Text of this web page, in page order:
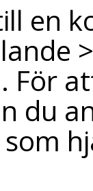
en
För
du
som